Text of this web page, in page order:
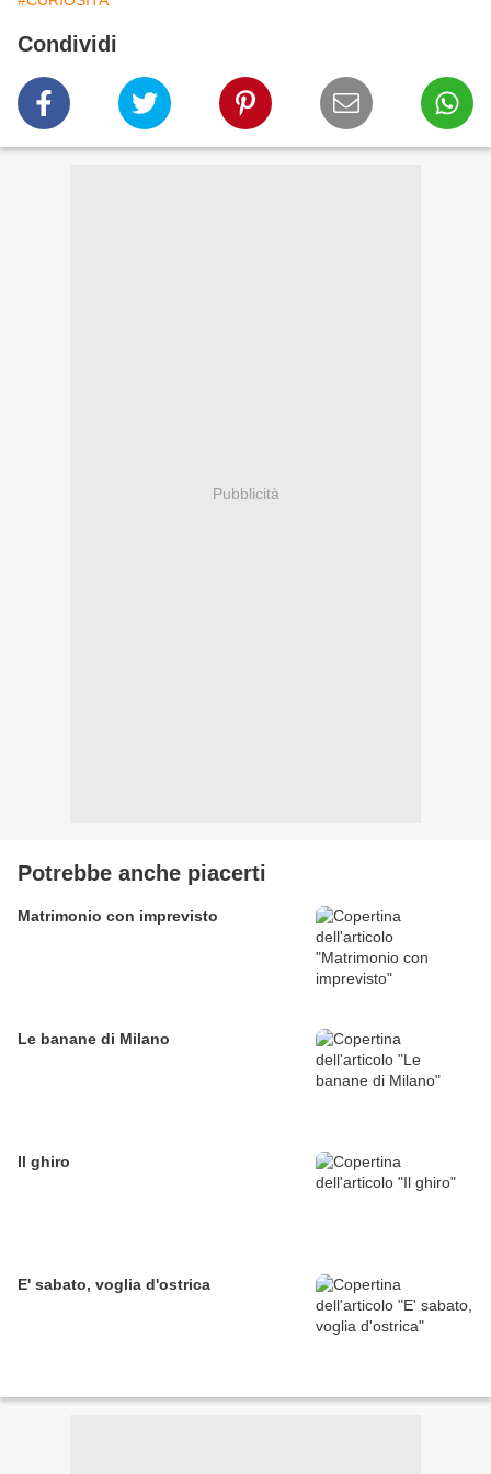
Condividi
Pubblicità
Potrebbe anche piacerti
Matrimonio con imprevisto
Le banane di Milano
Il ghiro
E' sabato, voglia d'ostrica